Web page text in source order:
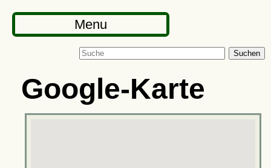
Menu
Suchen
Google-Karte